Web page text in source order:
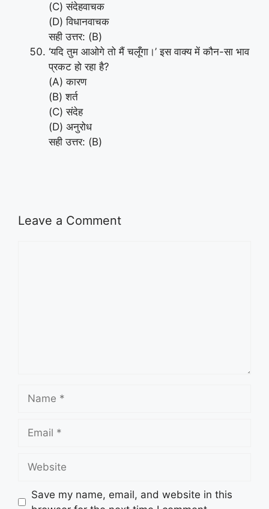
(C) संदेहवाचक
(D) विधानवाचक
सही उत्तर: (B)
‘यदि तुम आओगे तो मैं चलूँगा।’ इस वाक्य में कौन-सा भाव
प्रकट हो रहा है?
(A) कारण
(B) शर्त
(C) संदेह
(D) अनुरोध
सही उत्तर: (B)
Leave a Comment
Save my name, email, and website in this